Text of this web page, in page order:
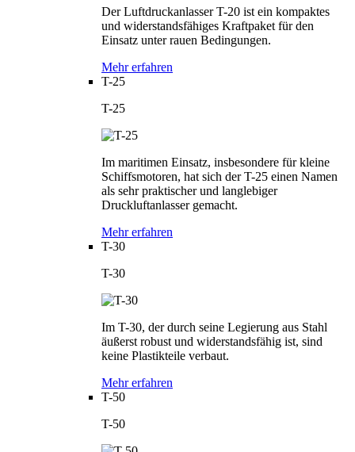
Der Luftdruckanlasser T-20 ist ein kompaktes
und widerstandsfähiges Kraftpaket für den
Einsatz unter rauen Bedingungen.
Mehr erfahren
T-25
T-25
Im maritimen Einsatz, insbesondere für kleine
Schiffsmotoren, hat sich der T-25 einen Namen
als sehr praktischer und langlebiger
Druckluftanlasser gemacht.
Mehr erfahren
T-30
T-30
Im T-30, der durch seine Legierung aus Stahl
äußerst robust und widerstandsfähig ist, sind
keine Plastikteile verbaut.
Mehr erfahren
T-50
T-50